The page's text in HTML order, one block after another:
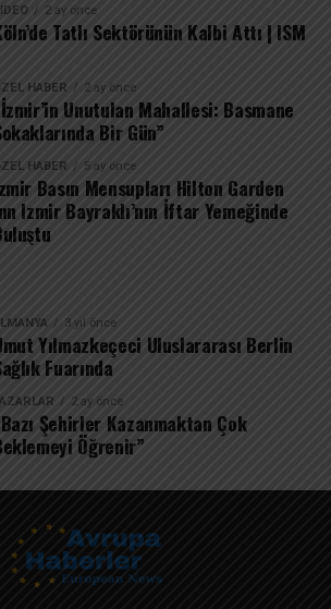
2 ay önce
Tatlı Sektörünün Kalbi Attı | ISM
HABER 2 ay önce
Unutulan Mahallesi: Basmane
Bir Gün”
HABER 5 ay önce
Basın Mensupları Hilton Garden
Izmir Bayraklı’nın İftar Yemeğinde
3 yıl önce
Yılmazkeçeci Uluslararası Berlin
Fuarında
2 ay önce
Şehirler Kazanmaktan Çok
Öğrenir”